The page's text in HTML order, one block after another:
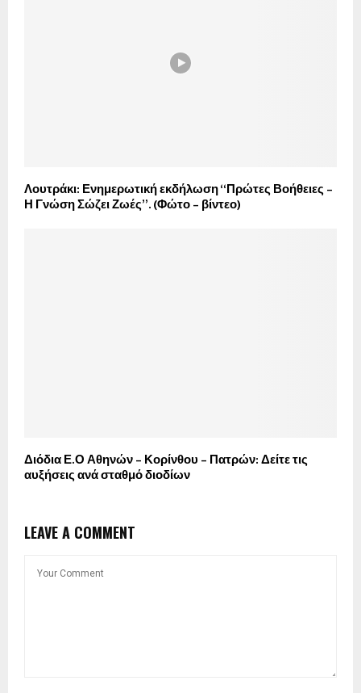
Λουτράκι: Ενημερωτική εκδήλωση “Πρώτες Βοήθειες –
Η Γνώση Σώζει Ζωές”. (Φώτο – βίντεο)
Διόδια Ε.Ο Αθηνών – Κορίνθου – Πατρών: Δείτε τις
αυξήσεις ανά σταθμό διοδίων
LEAVE A COMMENT